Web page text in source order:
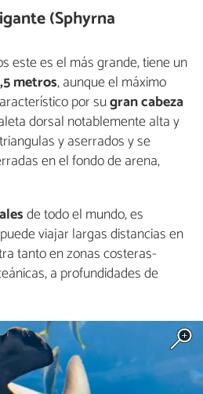
(Sphyrna
este es el más grande, tiene un
metros, aunque el máximo
por sugran cabeza
dorsal notablemente alta y
y aserrados y se
en el fondo de arena,
de todo el mundo, es
viajar largas distancias en
tanto en zonas costeras-
a profundidades de